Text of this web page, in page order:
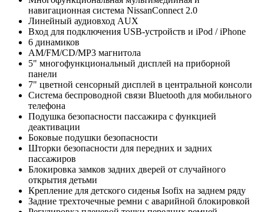
навигационная система NissanConnect 2.0
Линейный аудиовход AUX
Вход для подключения USB-устройств и iPod / iPhone
6 динамиков
AM/FM/CD/MP3 магнитола
5" многофункциональный дисплей на приборной
панели
7" цветной сенсорный дисплей в центральной консоли
Система беспроводной связи Bluetooth для мобильного
телефона
Подушка безопасности пассажира с функцией
деактивации
Боковые подушки безопасности
Шторки безопасности для передних и задних
пассажиров
Блокировка замков задних дверей от случайного
открытия детьми
Крепление для детского сиденья Isofix на заднем ряду
Задние трехточечные ремни с аварийной блокировкой